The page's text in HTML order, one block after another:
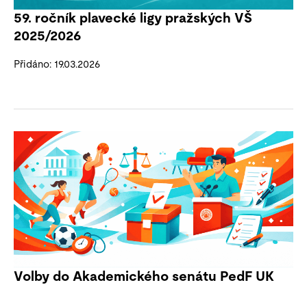
59. ročník plavecké ligy pražských VŠ
2025/2026
Přidáno: 19.03.2026
Volby do Akademického senátu PedF UK